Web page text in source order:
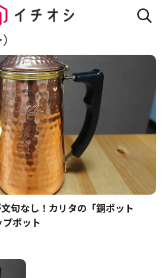
句なし！カリタの「銅ポット
ポット